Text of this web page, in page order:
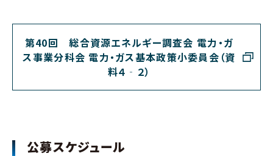
第40回 総合資源エネルギー調査会 電力・ガ
ス事業分科会 電力・ガス基本政策小委員会（資
料４‐２）
公募スケジュール